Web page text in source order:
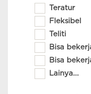
Teratur
Fleksibel
Teliti
Bisa
Bisa
Lainya...